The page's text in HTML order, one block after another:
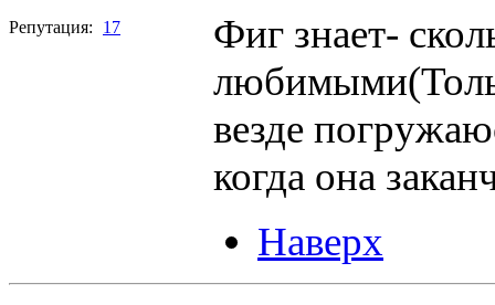
Репутация: 17
Фиг знает-
везде
когда она
Наверх